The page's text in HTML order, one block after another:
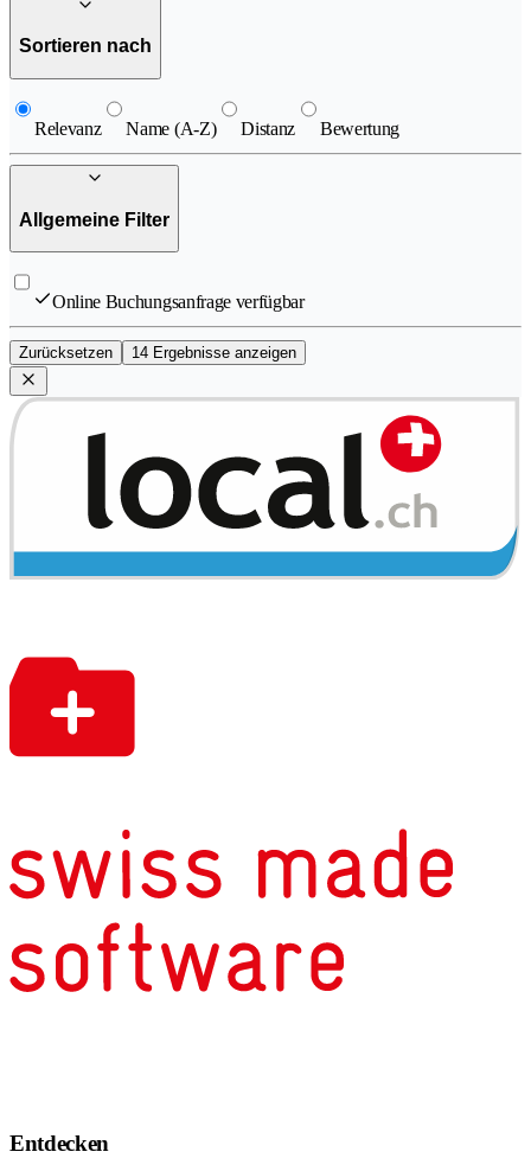
Sortieren nach
Relevanz Name (A-Z) Distanz Bewertung
Allgemeine Filter
Online Buchungsanfrage verfügbar
Zurücksetzen 14 Ergebnisse anzeigen
Entdecken